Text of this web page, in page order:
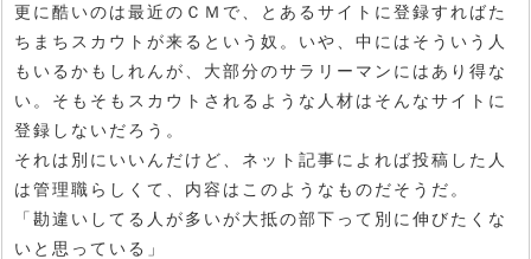
更に酷いのは最近のＣＭで、とあるサイトに登録すればた
ちまちスカウトが来るという奴。いや、中にはそういう人
もいるかもしれんが、大部分のサラリーマンにはあり得な
い。そもそもスカウトされるような人材はそんなサイトに
登録しないだろう。
それは別にいいんだけど、ネット記事によれば投稿した人
は管理職らしくて、内容はこのようなものだそうだ。
「勘違いしてる人が多いが大抵の部下って別に伸びたくな
いと思っている」